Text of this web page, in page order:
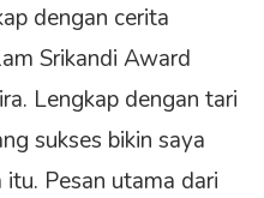
dengan cerita
Srikandi Award
Lengkap dengan tari
sukses bikin saya
Pesan utama dari